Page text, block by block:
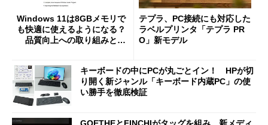
Windows 11は8GBメモリで
も快適に使えるようになる？
品質向上への取り組みと
テプラ、PC接続にも対応した
ラベルプリンタ「テプラ PR
O」新モデル
キーボードの中にPCが丸ごとイン！ HPが切
り開く新ジャンル「キーボード内蔵PC」の使
い勝手を徹底検証